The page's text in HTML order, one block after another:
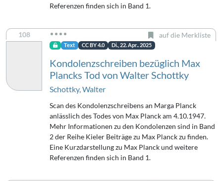
Referenzen finden sich in Band 1.
108 auf die Merkliste
Text CC BY 4.0 Di., 22. Apr.. 2025
Kondolenzschreiben bezüglich Max
Plancks Tod von Walter Schottky
Schottky, Walter
Scan des Kondolenzschreibens an Marga Planck
anlässlich des Todes von Max Planck am 4.10.1947.
Mehr Informationen zu den Kondolenzen sind in Band
2 der Reihe Kieler Beiträge zu Max Planck zu finden.
Eine Kurzdarstellung zu Max Planck und weitere
Referenzen finden sich in Band 1.